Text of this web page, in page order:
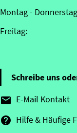
Montag -
Freitag:
Schreibe uns
 E-Mail Kontakt
 Hilfe & Häufige